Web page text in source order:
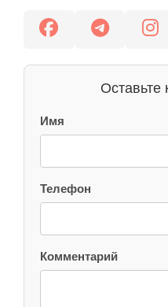
Оставьте
Имя
Телефон
Комментарий